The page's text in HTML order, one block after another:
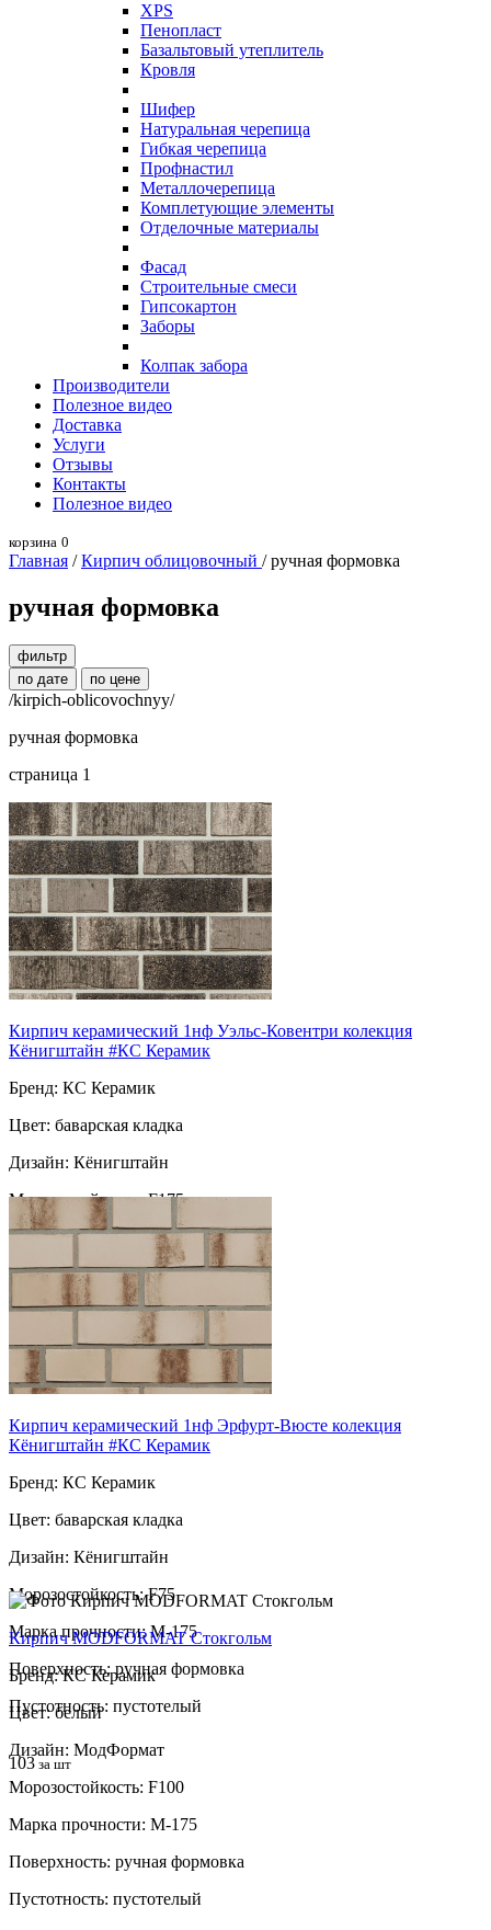
XPS
Пенопласт
Базальтовый утеплитель
Кровля
Шифер
Натуральная черепица
Гибкая черепица
Профнастил
Металлочерепица
Комплетующие элементы
Отделочные материалы
Фасад
Строительные смеси
Гипсокартон
Заборы
Колпак забора
Производители
Полезное видео
Доставка
Услуги
Отзывы
Контакты
Полезное видео
корзина 0
Главная /Кирпич облицовочный / ручная формовка
ручная формовка
фильтр
по дате
по цене
/kirpich-oblicovochnyy/
ручная формовка
страница 1
Кирпич керамический 1нф Уэльс-Ковентри колекция
Кёнигштайн #КС Керамик
Бренд: КС Керамик
Цвет: баварская кладка
Дизайн: Кёнигштайн
Морозостойкость: F175
Марка прочности: М-175
Поверхность: ручная формовка
Пустотность: пустотелый
102за шт
Кирпич керамический 1нф Эрфурт-Вюсте колекция
Кёнигштайн #КС Керамик
Бренд: КС Керамик
Цвет: баварская кладка
Дизайн: Кёнигштайн
Морозостойкость: F75
Марка прочности: М-175
Поверхность: ручная формовка
Пустотность: пустотелый
103 за шт
Кирпич MODFORMAT Стокгольм
Бренд: КС Керамик
Цвет: белый
Дизайн: МодФормат
Морозостойкость: F100
Марка прочности: М-175
Поверхность: ручная формовка
Пустотность: пустотелый